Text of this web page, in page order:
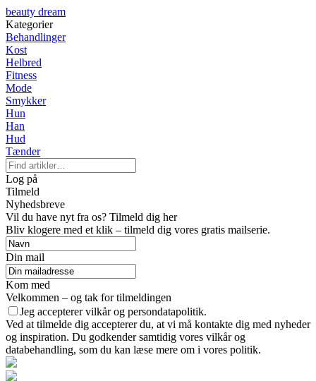
beauty dream
Kategorier
Behandlinger
Kost
Helbred
Fitness
Mode
Smykker
Hun
Han
Hud
Tænder
Log på
Tilmeld
Nyhedsbreve
Vil du have nyt fra os? Tilmeld dig her
Bliv klogere med et klik – tilmeld dig vores gratis mailserie.
Din mail
Kom med
Velkommen – og tak for tilmeldingen
Jeg accepterer vilkår og persondatapolitik.
Ved at tilmelde dig accepterer du, at vi må kontakte dig med nyheder
og inspiration. Du godkender samtidig vores vilkår og
databehandling, som du kan læse mere om i vores politik.